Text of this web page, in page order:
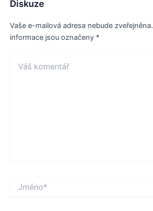
Diskuze
Vaše e-mailová adresa nebude zveřejněna.
informace jsou označeny *
komentář